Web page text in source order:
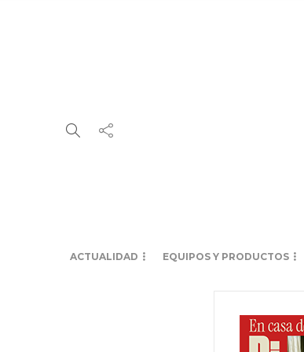
ACTUALIDAD EQUIPOS Y PRODUCTOS